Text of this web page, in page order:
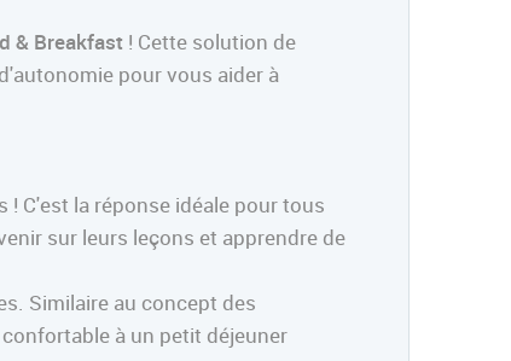
& Breakfast ! Cette solution de
pour vous aider à
C'est la réponse idéale pour tous
sur leurs leçons et apprendre de
Similaire au concept des
à un petit déjeuner